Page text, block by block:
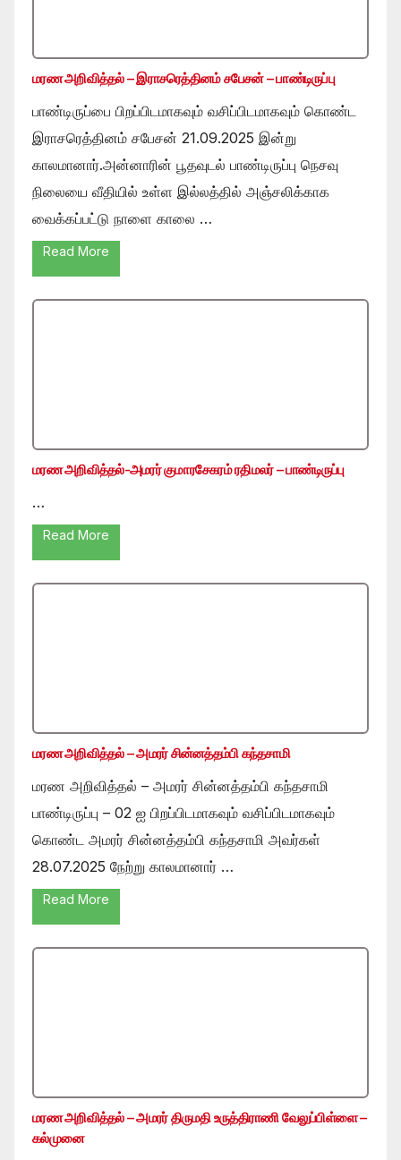
மரண அறிவித்தல் – இராசரெத்தினம் சபேசன் – பாண்டிருப்பு
பாண்டிருப்பை பிறப்பிடமாகவும் வசிப்பிடமாகவும் கொண்ட
இராசரெத்தினம் சபேசன் 21.09.2025 இன்று
காலமானார்.அன்னாரின் பூதவுடல் பாண்டிருப்பு நெசவு
நிலையை வீதியில் உள்ள இல்லத்தில் அஞ்சலிக்காக
வைக்கப்பட்டு நாளை காலை …
Read More
மரண அறிவித்தல்-அமரர் குமாரசேகரம் ரதிமலர் – பாண்டிருப்பு
…
Read More
மரண அறிவித்தல் – அமரர் சின்னத்தம்பி கந்தசாமி
மரண அறிவித்தல் – அமரர் சின்னத்தம்பி கந்தசாமி
பாண்டிருப்பு – 02 ஐ பிறப்பிடமாகவும் வசிப்பிடமாகவும்
கொண்ட அமரர் சின்னத்தம்பி கந்தசாமி அவர்கள்
28.07.2025 நேற்று காலமானார் …
Read More
மரண அறிவித்தல் – அமரர் திருமதி உருத்திராணி வேலுப்பிள்ளை –
கல்முனை